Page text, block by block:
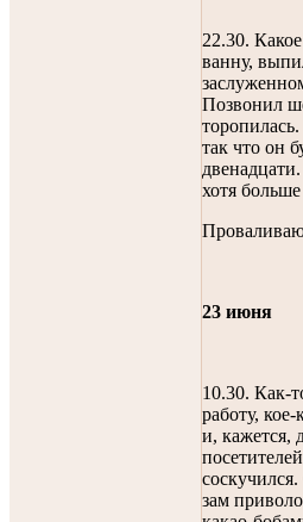
22.30.
ванну,
Позвонил
так что он
хотя больше
23 июня
10.30. Как-
работу,
и, кажется,
зам